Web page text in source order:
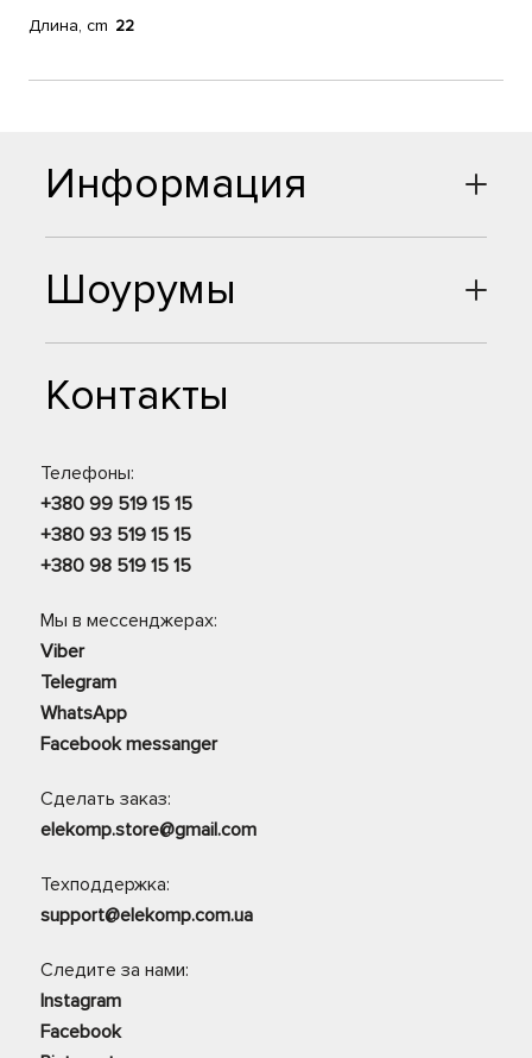
Длина, cm 22
Шоурумы
Контакты
Телефоны:
+380 99 519 15 15
+380 93 519 15 15
+380 98 519 15 15
Мы в мессенджерах:
Viber
Telegram
WhatsApp
Facebook messanger
Сделать заказ:
elekomp.store@gmail.com
Техподдержка:
support@elekomp.com.ua
Следите за нами:
Instagram
Facebook
Информация